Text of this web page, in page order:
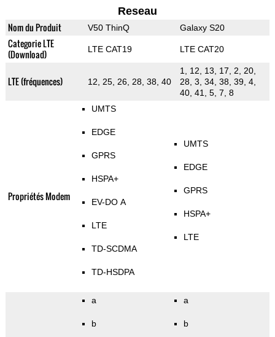
Reseau
Nom du Produit V50 ThinQ Galaxy S20
Categorie LTE
(Download)
LTE CAT19 LTE CAT20
LTE (fréquences) 12, 25, 26, 28, 38, 40
1, 12, 13, 17, 2, 20,
28, 3, 34, 38, 39, 4,
40, 41, 5, 7, 8
Propriétés Modem
UMTS
EDGE
GPRS
HSPA+
EV-DO A
LTE
TD-SCDMA
TD-HSDPA
UMTS
EDGE
GPRS
HSPA+
LTE
a
b
a
b